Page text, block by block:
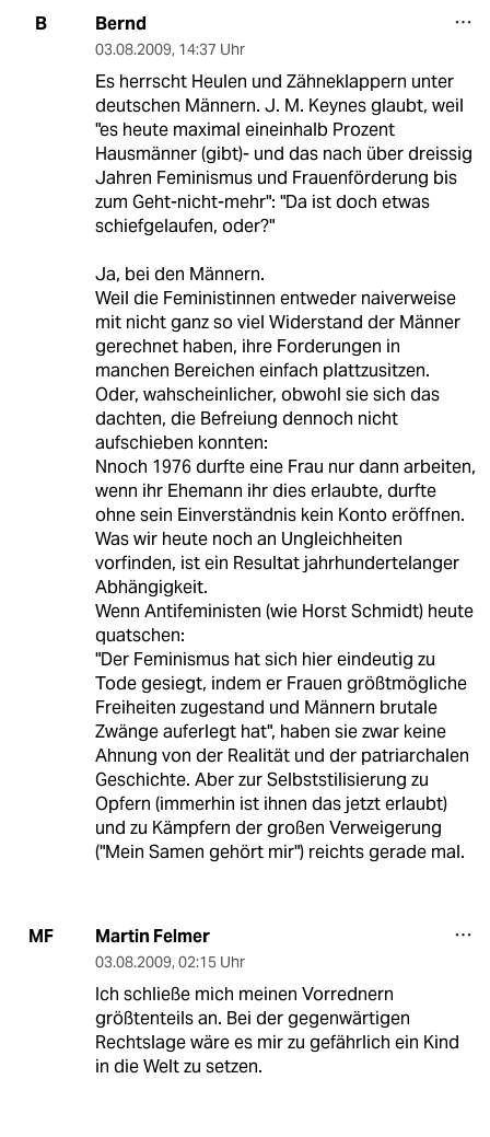
B Bernd
03.08.2009, 14:37 Uhr
Es herrscht Heulen und Zähneklappern unter
deutschen Männern. J. M. Keynes glaubt, weil
"es heute maximal eineinhalb Prozent
Hausmänner (gibt)- und das nach über dreissig
Jahren Feminismus und Frauenförderung bis
zum Geht-nicht-mehr": "Da ist doch etwas
schiefgelaufen, oder?"
Ja, bei den Männern.
Weil die Feministinnen entweder naiverweise
mit nicht ganz so viel Widerstand der Männer
gerechnet haben, ihre Forderungen in
manchen Bereichen einfach plattzusitzen.
Oder, wahscheinlicher, obwohl sie sich das
dachten, die Befreiung dennoch nicht
aufschieben konnten:
Nnoch 1976 durfte eine Frau nur dann arbeiten,
wenn ihr Ehemann ihr dies erlaubte, durfte
ohne sein Einverständnis kein Konto eröffnen.
Was wir heute noch an Ungleichheiten
vorfinden, ist ein Resultat jahrhundertelanger
Abhängigkeit.
Wenn Antifeministen (wie Horst Schmidt) heute
quatschen:
"Der Feminismus hat sich hier eindeutig zu
Tode gesiegt, indem er Frauen größtmögliche
Freiheiten zugestand und Männern brutale
Zwänge auferlegt hat", haben sie zwar keine
Ahnung von der Realität und der patriarchalen
Geschichte. Aber zur Selbststilisierung zu
Opfern (immerhin ist ihnen das jetzt erlaubt)
und zu Kämpfern der großen Verweigerung
("Mein Samen gehört mir") reichts gerade mal.
MF Martin Felmer
03.08.2009, 02:15 Uhr
Ich schließe mich meinen Vorrednern
größtenteils an. Bei der gegenwärtigen
Rechtslage wäre es mir zu gefährlich ein Kind
in die Welt zu setzen.